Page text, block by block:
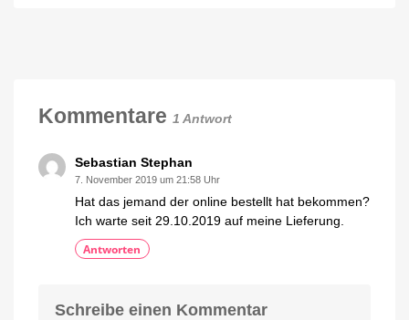
Euro
Kommentare 1 Antwort
Sebastian Stephan
7. November 2019 um 21:58 Uhr
Hat das jemand der online bestellt hat bekommen?
Ich warte seit 29.10.2019 auf meine Lieferung.
Antworten
Schreibe einen Kommentar